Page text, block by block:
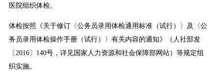
医院组织体检。
体检按照《关于修订〈公务员录用体检通用标准（试行）〉及〈公
务员录用体检操作手册（试行）〉有关内容的通知》（人社部发
〔2016〕140号，详见国家人力资源和社会保障部网站）等规定组
织实施。